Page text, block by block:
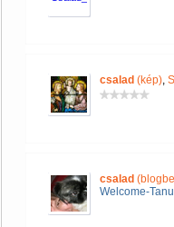
csalad (kép),
csalad
Welcome-